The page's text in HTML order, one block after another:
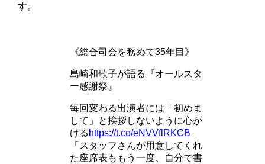
す。
《総合司会を務めて35年目》
島崎和歌子が語る『オールスタ
ー感謝祭』
毎回変わる出演者には「初めま
して」と挨拶しないように心が
ける https://t.co/eNVVflRKCB
「スタッフさんが用意してくれ
た座席表ももう一度、自分で書